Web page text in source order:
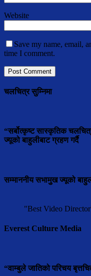
Website
Save my name, email,
time I comment.
चलचित्र सुम्निमा
“सर्बोत्कृष्ट सास्कृतिक
ज्यूको बाहुलीबाट ग्रहण गर्दै
सम्माननीय सभामुुख ज्यूको
"Best Video
Everest Culture Media
“वाम्बुले जातिको परिचय